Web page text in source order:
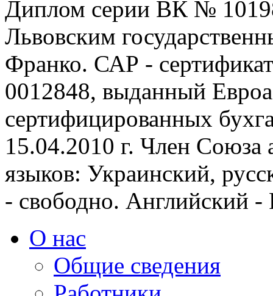
Диплом серии ВК №
Львовским
Франко. САР -
0012848, выданный
сертифицированных
15.04.2010 г. Член
языков: Украинский,
- свободно. Английский -
О нас
Общие сведения